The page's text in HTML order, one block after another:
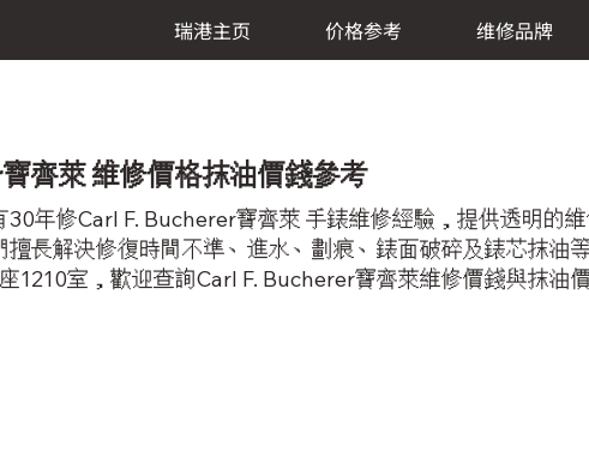
瑞港主页 价格参考 维修品牌
齊萊 維修價格抹油價錢參考
30年修Carl F. Bucherer寶齊萊 手錶維修經驗，提供透明的
擅長解決修復時間不準、進水、劃痕、錶面破碎及錶芯抹油
1210室，歡迎查詢Carl F. Bucherer寶齊萊維修價錢與抹油